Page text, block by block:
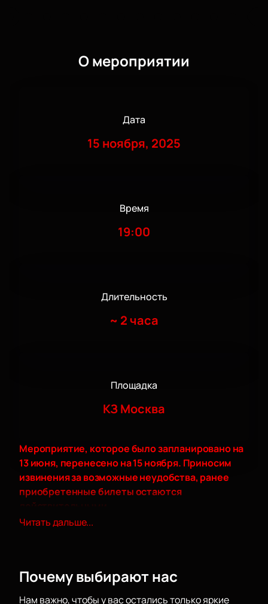
О мероприятии
Дата
15 ноября, 2025
Время
19:00
Длительность
~ 2 часа
Площадка
КЗ Москва
Мероприятие, которое было запланировано на
13 июня, перенесено на 15 ноября. Приносим
извинения за возможные неудобства, ранее
приобретенные билеты остаются
действительными.
Погрузитесь в мир эпических сражений и
настоящим праздником для всех ценителей кино и
Читать дальше...
Почему выбирают нас
Нам важно, чтобы у вас остались только яркие